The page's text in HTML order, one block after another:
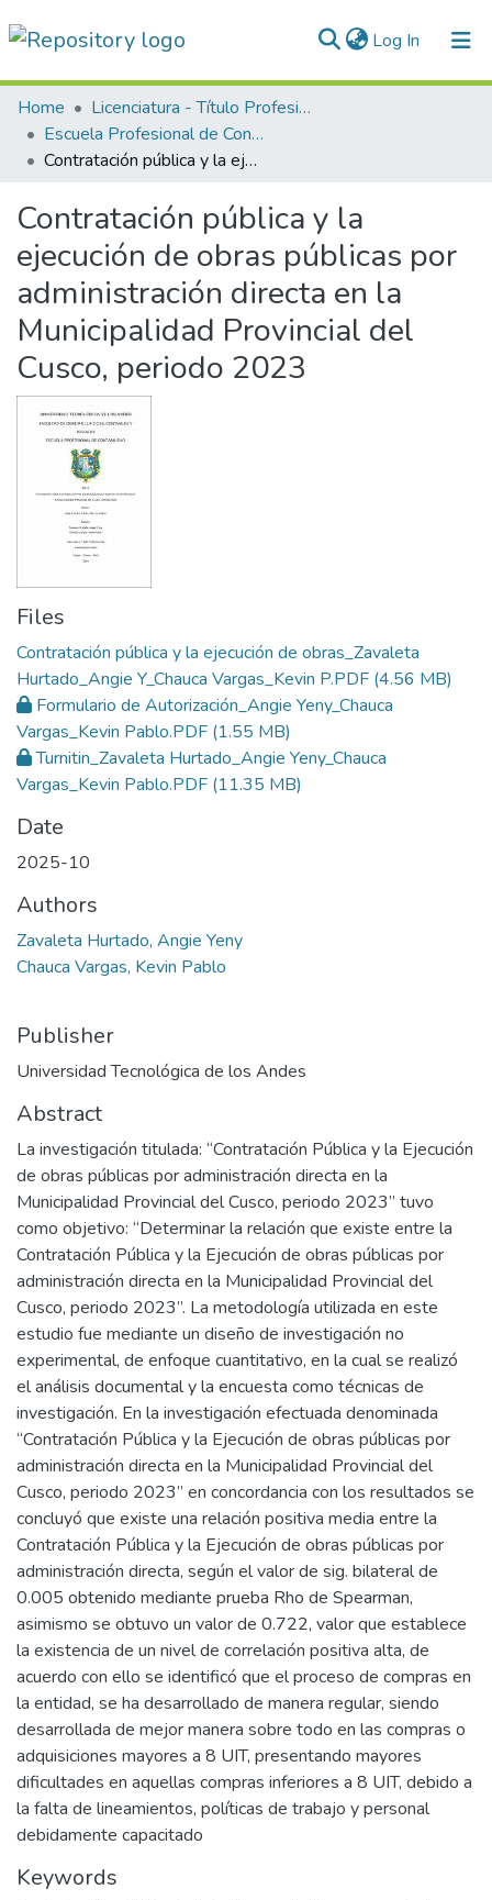
Log In (current)
Communities & Collections
All of DSpace
Normativas
Home
Licenciatura - Título Profesional
Escuela Profesional de Contabilidad
Contratación pública y la ejecución de obras públicas por administración directa en la Municipalidad Provincial del Cusco, periodo 2023
Contratación pública y la
ejecución de obras públicas por
administración directa en la
Municipalidad Provincial del
Cusco, periodo 2023
Files
Contratación pública y la ejecución de obras_Zavaleta
Hurtado_Angie Y_Chauca Vargas_Kevin P.PDF (4.56 MB)
Formulario de Autorización_Angie Yeny_Chauca
Vargas_Kevin Pablo.PDF (1.55 MB)
Turnitin_Zavaleta Hurtado_Angie Yeny_Chauca
Vargas_Kevin Pablo.PDF (11.35 MB)
Date
2025-10
Authors
Zavaleta Hurtado, Angie Yeny
Chauca Vargas, Kevin Pablo
Publisher
Universidad Tecnológica de los Andes
Abstract
La investigación titulada: “Contratación Pública y la Ejecución
de obras públicas por administración directa en la
Municipalidad Provincial del Cusco, periodo 2023” tuvo
como objetivo: “Determinar la relación que existe entre la
Contratación Pública y la Ejecución de obras públicas por
administración directa en la Municipalidad Provincial del
Cusco, periodo 2023”. La metodología utilizada en este
estudio fue mediante un diseño de investigación no
experimental, de enfoque cuantitativo, en la cual se realizó
el análisis documental y la encuesta como técnicas de
investigación. En la investigación efectuada denominada
“Contratación Pública y la Ejecución de obras públicas por
administración directa en la Municipalidad Provincial del
Cusco, periodo 2023” en concordancia con los resultados se
concluyó que existe una relación positiva media entre la
Contratación Pública y la Ejecución de obras públicas por
administración directa, según el valor de sig. bilateral de
0.005 obtenido mediante prueba Rho de Spearman,
asimismo se obtuvo un valor de 0.722, valor que establece
la existencia de un nivel de correlación positiva alta, de
acuerdo con ello se identificó que el proceso de compras en
la entidad, se ha desarrollado de manera regular, siendo
desarrollada de mejor manera sobre todo en las compras o
adquisiciones mayores a 8 UIT, presentando mayores
dificultades en aquellas compras inferiores a 8 UIT, debido a
la falta de lineamientos, políticas de trabajo y personal
debidamente capacitado
Keywords